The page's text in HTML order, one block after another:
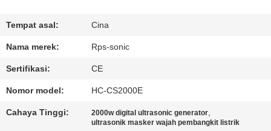
HUBUNGI
KAMI
Tempat asal: Cina
Nama merek: Rps-sonic
Sertifikasi: CE
Nomor model: HC-CS2000E
Cahaya Tinggi: 2000w digital ultrasonic generator,
ultrasonik masker wajah pembangkit listrik